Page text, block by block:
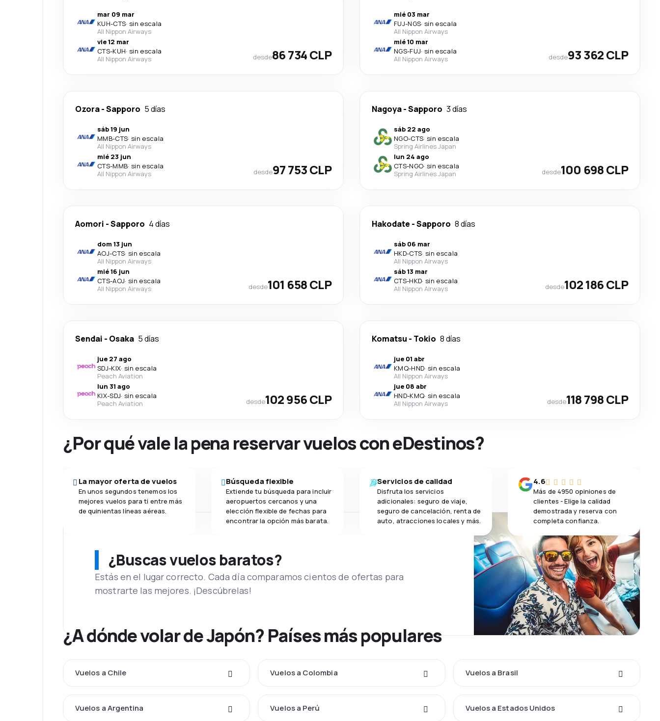
mar 09 mar
KUH-CTS· sin escala
All Nippon Airways
vie 12 mar
CTS-KUH· sin escala
All Nippon Airways
desde86 734 CLP
mié 03 mar
FUJ-NGS· sin escala
All Nippon Airways
mié 10 mar
NGS-FUJ· sin escala
All Nippon Airways
desde93 362 CLP
Ozora-Sapporo 5 días
sáb 19 jun
MMB-CTS· sin escala
All Nippon Airways
mié 23 jun
CTS-MMB· sin escala
All Nippon Airways
desde97 753 CLP
Nagoya-Sapporo 3 días
sáb 22 ago
NGO-CTS· sin escala
Spring Airlines Japan
lun 24 ago
CTS-NGO· sin escala
Spring Airlines Japan
desde100 698 CLP
Aomori -Sapporo 4 días
dom 13 jun
AOJ-CTS· sin escala
All Nippon Airways
mié 16 jun
CTS-AOJ· sin escala
All Nippon Airways
desde101 658 CLP
Hakodate -Sapporo 8 días
sáb 06 mar
HKD-CTS· sin escala
All Nippon Airways
sáb 13 mar
CTS-HKD· sin escala
All Nippon Airways
desde102 186 CLP
Sendai - Osaka 5 días
jue 27 ago
SDJ-KIX· sin escala
Peach Aviation
lun 31 ago
KIX-SDJ· sin escala
Peach Aviation
desde102 956 CLP
Komatsu - Tokio 8 días
jue 01 abr
KMQ-HND· sin escala
All Nippon Airways
jue 08 abr
HND-KMQ· sin escala
All Nippon Airways
desde118 798 CLP
¿Por qué vale la pena reservar vuelos con eDestinos?
La mayor oferta de vuelos
En unos segundos tenemos los
mejores vuelos para ti entre más
de quinientas líneas aéreas.
Búsqueda flexible
Extiende tu búsqueda para incluir
aeropuertos cercanos y una
elección flexible de fechas para
encontrar la opción más barata.
Servicios de calidad
Disfruta los servicios
adicionales: seguro de viaje,
seguro de cancelación, renta de
auto, atracciones locales y más.
4.6
Más de 4950 opiniones de
clientes - Elige la calidad
demostrada y reserva con
completa confianza.
¿Buscas vuelos baratos?
Estás en el lugar correcto. Cada día comparamos cientos de ofertas para
mostrarte las mejores. ¡Descúbrelas!
¿A dónde volar de Japón? Países más populares
Vuelos a Chile Vuelos a Colombia Vuelos a Brasil
Vuelos a Argentina Vuelos a Perú Vuelos a Estados Unidos